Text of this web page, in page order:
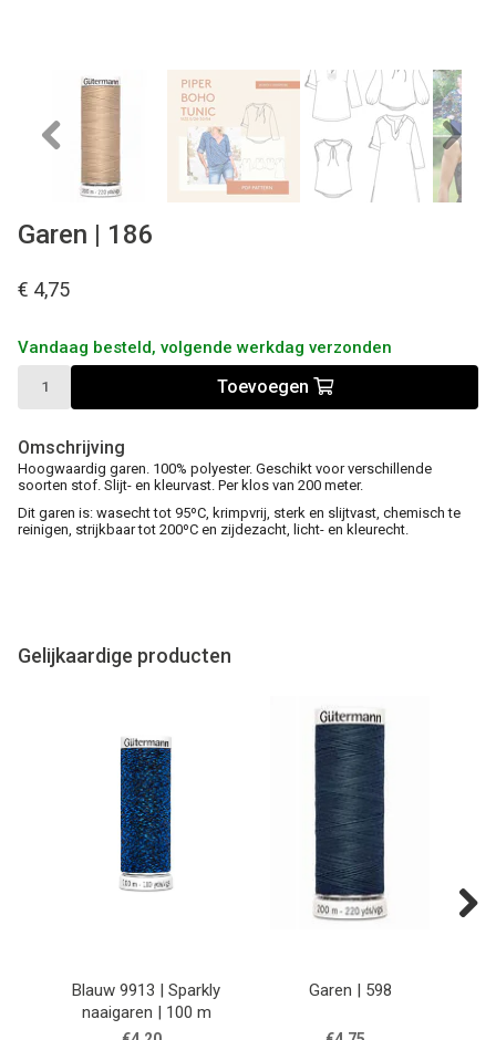
Next
Garen | 186
€ 4,75
Vandaag besteld, volgende werkdag verzonden
Toevoegen
Omschrijving
Hoogwaardig garen. 100% polyester. Geschikt voor verschillende
soorten stof. Slijt- en kleurvast. Per klos van 200 meter.
Dit garen is: wasecht tot 95ºC, krimpvrij, sterk en slijtvast, chemisch te
reinigen, strijkbaar tot 200ºC en zijdezacht, licht- en kleurecht.
Gelijkaardige producten
Blauw 9913 | Sparkly
naaigaren | 100 m
Garen | 598